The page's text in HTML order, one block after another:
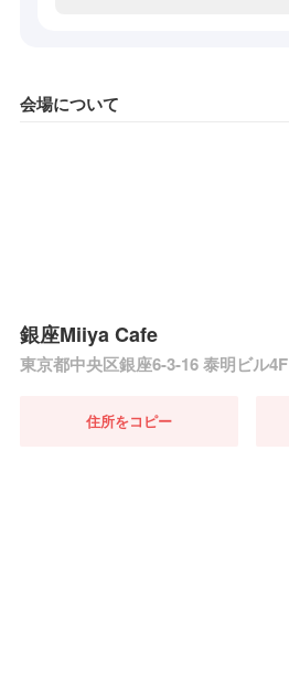
会場について
銀座Miiya Cafe
東京都中央区銀座6-3-16 泰明ビル4F
住所をコピー